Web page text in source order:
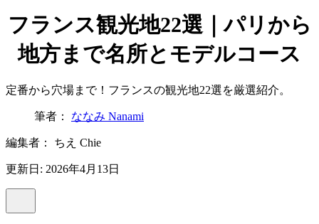
フランス観光地22選｜パリから
地方まで名所とモデルコース
定番から穴場まで！フランスの観光地22選を厳選紹介。
筆者： ななみ Nanami
編集者： ちえ Chie
更新日: 2026年4月13日